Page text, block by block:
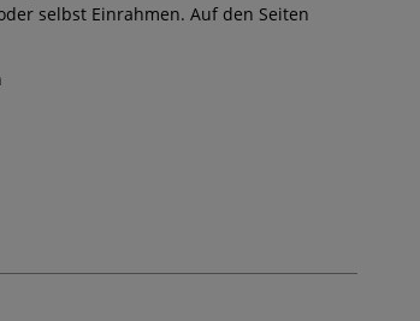
selbst Einrahmen. Auf den Seiten